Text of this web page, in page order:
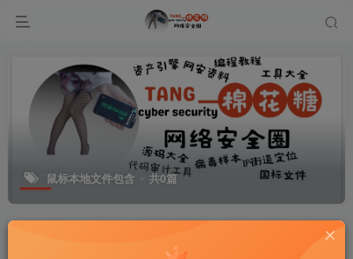
鼠标本地文件包含 共0篇